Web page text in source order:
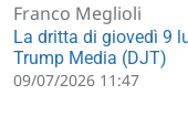
Franco Meglioli
La dritta di giovedì 9
Trump Media (DJT)
09/07/2026 11:47